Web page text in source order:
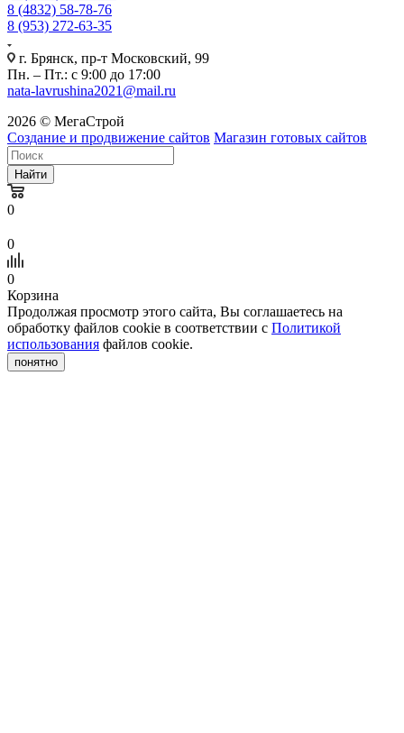
8 (4832) 58-78-76
8 (953) 272-63-35
г. Брянск, пр-т Московский, 99
Пн. – Пт.: с 9:00 до 17:00
nata-lavrushina2021@mail.ru
2026 © МегаСтрой
Создание и продвижение сайтов Магазин готовых сайтов
Найти
0
0
0
Корзина
Продолжая просмотр этого сайта, Вы соглашаетесь на
обработку файлов cookie в соответствии с Политикой
использования файлов cookie.
понятно